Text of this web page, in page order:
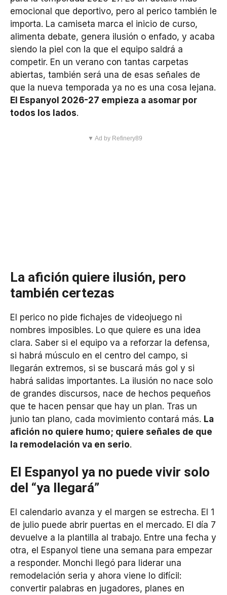
emocional que deportivo, pero al perico también le
importa. La camiseta marca el inicio de curso,
alimenta debate, genera ilusión o enfado, y acaba
siendo la piel con la que el equipo saldrá a
competir. En un verano con tantas carpetas
abiertas, también será una de esas señales de
que la nueva temporada ya no es una cosa lejana.
El Espanyol 2026-27 empieza a asomar por
todos los lados.
▼ Ad by Refinery89
La afición quiere ilusión, pero
también certezas
El perico no pide fichajes de videojuego ni
nombres imposibles. Lo que quiere es una idea
clara. Saber si el equipo va a reforzar la defensa,
si habrá músculo en el centro del campo, si
llegarán extremos, si se buscará más gol y si
habrá salidas importantes. La ilusión no nace solo
de grandes discursos, nace de hechos pequeños
que te hacen pensar que hay un plan. Tras un
junio tan plano, cada movimiento contará más. La
afición no quiere humo; quiere señales de que
la remodelación va en serio.
El Espanyol ya no puede vivir solo
del “ya llegará”
El calendario avanza y el margen se estrecha. El 1
de julio puede abrir puertas en el mercado. El día 7
devuelve a la plantilla al trabajo. Entre una fecha y
otra, el Espanyol tiene una semana para empezar
a responder. Monchi llegó para liderar una
remodelación seria y ahora viene lo difícil:
convertir palabras en jugadores, planes en